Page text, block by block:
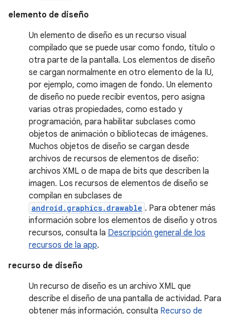
elemento de diseño
Un elemento de diseño es un recurso visual
compilado que se puede usar como fondo, título o
otra parte de la pantalla. Los elementos de diseño
se cargan normalmente en otro elemento de la IU,
por ejemplo, como imagen de fondo. Un elemento
de diseño no puede recibir eventos, pero asigna
varias otras propiedades, como estado y
programación, para habilitar subclases como
objetos de animación o bibliotecas de imágenes.
Muchos objetos de diseño se cargan desde
archivos de recursos de elementos de diseño:
archivos XML o de mapa de bits que describen la
imagen. Los recursos de elementos de diseño se
compilan en subclases de
android.graphics.drawable . Para obtener más
información sobre los elementos de diseño y otros
recursos, consulta la Descripción general de los
recursos de la app.
recurso de diseño
Un recurso de diseño es un archivo XML que
describe el diseño de una pantalla de actividad. Para
obtener más información, consulta Recurso de